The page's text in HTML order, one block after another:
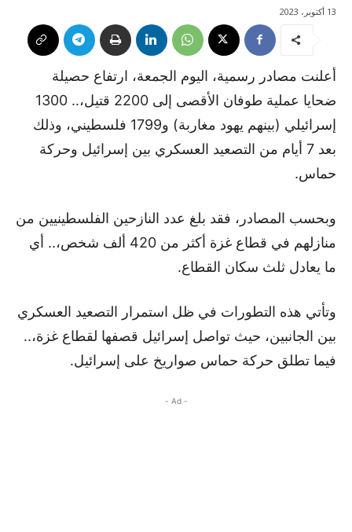
13 أكتوبر، 2023
أعلنت مصادر رسمية، اليوم الجمعة، ارتفاع حصيلة
ضحايا عملية طوفان الأقصى إلى 2200 قتيل،.. 1300
إسرائيلي (بينهم يهود مغاربة) و1799 فلسطيني، وذلك
بعد 7 أيام من التصعيد العسكري بين إسرائيل وحركة
حماس.
وبحسب المصادر، فقد بلغ عدد النازحين الفلسطينيين من
منازلهم في قطاع غزة أكثر من 420 ألف شخص،.. أي
ما يعادل ثلث سكان القطاع.
وتأتي هذه التطورات في ظل استمرار التصعيد العسكري
بين الجانبين، حيث تواصل إسرائيل قصفها لقطاع غزة،..
فيما تطلق حركة حماس صواريخ على إسرائيل.
- Ad -